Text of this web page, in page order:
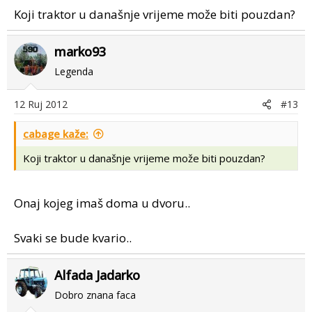
Koji traktor u današnje vrijeme može biti pouzdan?
marko93
Legenda
12 Ruj 2012 #13
cabage kaže:
Koji traktor u današnje vrijeme može biti pouzdan?
Onaj kojeg imaš doma u dvoru..
Svaki se bude kvario..
Alfada Jadarko
Dobro znana faca